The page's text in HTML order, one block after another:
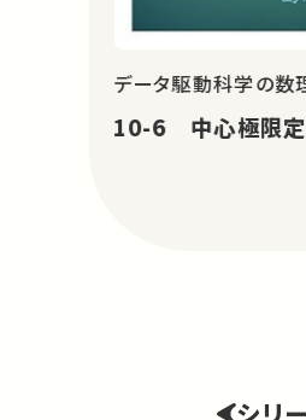
データ駆動科学の数
10-6 中心極限